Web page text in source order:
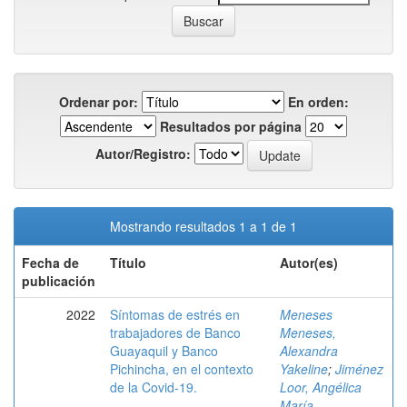
Ordenar por:
En orden:
Resultados por página
Autor/Registro:
Mostrando resultados 1 a 1 de 1
Fecha de
publicación
Título Autor(es)
2022
Síntomas de estrés en
trabajadores de Banco
Guayaquil y Banco
Pichincha, en el contexto
de la Covid-19.
Meneses
Meneses,
Alexandra
Yakeline; Jiménez
Loor, Angélica